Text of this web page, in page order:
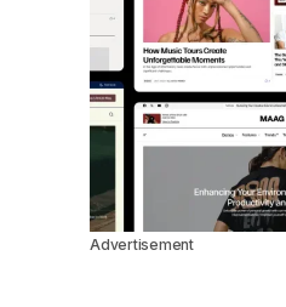
Advertisement